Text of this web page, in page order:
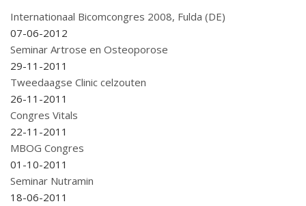
Internationaal Bicomcongres 2008, Fulda (DE)
07-06-2012
Seminar Artrose en Osteoporose
29-11-2011
Tweedaagse Clinic celzouten
26-11-2011
Congres Vitals
22-11-2011
MBOG Congres
01-10-2011
Seminar Nutramin
18-06-2011